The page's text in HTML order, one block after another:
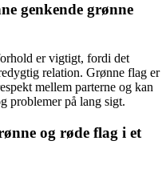
genkende grønne
er vigtigt, fordi det
relation. Grønne flag er
mellem parterne og kan
problemer på lang sigt.
og røde flag i et